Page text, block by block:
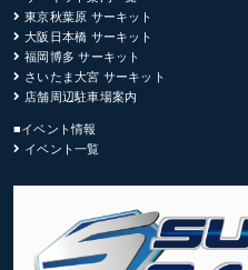
東京秋葉原 サーキット
大阪日本橋 サーキット
福岡博多 サーキット
さいたま大宮 サーキット
店舗周辺駐車場案内
■イベント情報
イベント一覧